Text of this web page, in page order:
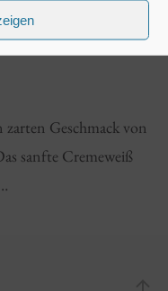
Geschmack von
sanfte Cremeweiß